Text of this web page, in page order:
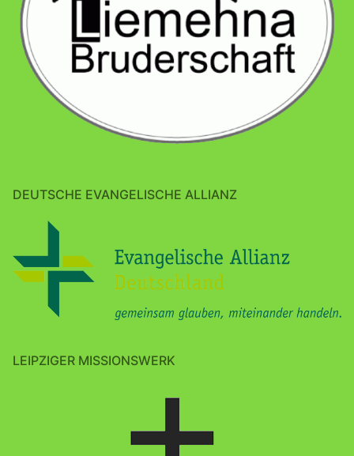
DEUTSCHE EVANGELISCHE ALLIANZ
LEIPZIGER MISSIONSWERK